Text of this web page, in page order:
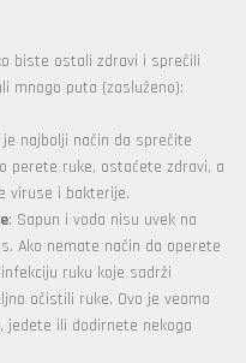
biste ostali zdravi i sprečili
mnogo puta (zasluženo):
najbolji način da sprečite
perete ruke, ostaćete zdravi, a
viruse i bakterije.
: Sapun i voda nisu uvek na
Ako nemate način da operete
ruku koje sadrži
očistili ruke. Ovo je veoma
ili dodirnete nekoga